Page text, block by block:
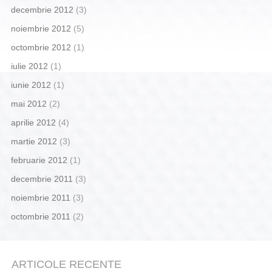
decembrie 2012 (3)
noiembrie 2012 (5)
octombrie 2012 (1)
iulie 2012 (1)
iunie 2012 (1)
mai 2012 (2)
aprilie 2012 (4)
martie 2012 (3)
februarie 2012 (1)
decembrie 2011 (3)
noiembrie 2011 (3)
octombrie 2011 (2)
ARTICOLE RECENTE